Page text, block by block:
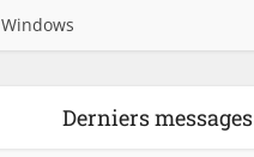
Windows
Derniers messages